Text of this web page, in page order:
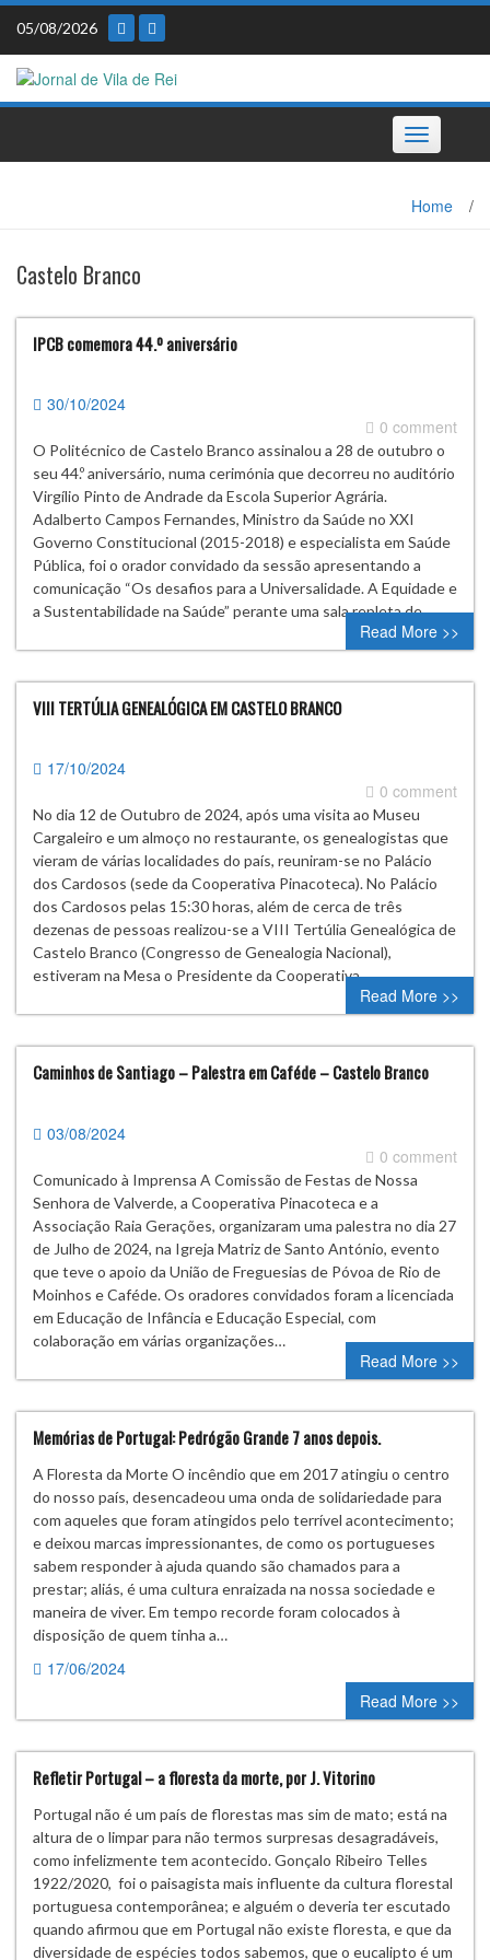
Skip
content
05/08/2026
Toggle
navigation
Home /
Castelo Branco
IPCB comemora 44.º aniversário
30/10/2024
0 comment
O Politécnico de Castelo Branco assinalou a 28 de outubro o
seu 44.º aniversário, numa cerimónia que decorreu no auditório
Virgílio Pinto de Andrade da Escola Superior Agrária.
Adalberto Campos Fernandes, Ministro da Saúde no XXI
Governo Constitucional (2015-2018) e especialista em Saúde
Pública, foi o orador convidado da sessão apresentando a
comunicação “Os desafios para a Universalidade. A Equidade e
a Sustentabilidade na Saúde” perante uma sala repleta de…
Read More >>
VIII TERTÚLIA GENEALÓGICA EM CASTELO BRANCO
17/10/2024
0 comment
No dia 12 de Outubro de 2024, após uma visita ao Museu
Cargaleiro e um almoço no restaurante, os genealogistas que
vieram de várias localidades do país, reuniram-se no Palácio
dos Cardosos (sede da Cooperativa Pinacoteca). No Palácio
dos Cardosos pelas 15:30 horas, além de cerca de três
dezenas de pessoas realizou-se a VIII Tertúlia Genealógica de
Castelo Branco (Congresso de Genealogia Nacional),
estiveram na Mesa o Presidente da Cooperativa…
Read More >>
Caminhos de Santiago – Palestra em Caféde – Castelo Branco
03/08/2024
0 comment
Comunicado à Imprensa A Comissão de Festas de Nossa
Senhora de Valverde, a Cooperativa Pinacoteca e a
Associação Raia Gerações, organizaram uma palestra no dia 27
de Julho de 2024, na Igreja Matriz de Santo António, evento
que teve o apoio da União de Freguesias de Póvoa de Rio de
Moinhos e Caféde. Os oradores convidados foram a licenciada
em Educação de Infância e Educação Especial, com
colaboração em várias organizações…
Read More >>
Memórias de Portugal: Pedrógão Grande 7 anos depois.
A Floresta da Morte O incêndio que em 2017 atingiu o centro
do nosso país, desencadeou uma onda de solidariedade para
com aqueles que foram atingidos pelo terrível acontecimento;
e deixou marcas impressionantes, de como os portugueses
sabem responder à ajuda quando são chamados para a
prestar; aliás, é uma cultura enraizada na nossa sociedade e
maneira de viver. Em tempo recorde foram colocados à
disposição de quem tinha a…
17/06/2024
0 comment
Read More >>
Refletir Portugal – a floresta da morte, por J. Vitorino
Portugal não é um país de florestas mas sim de mato; está na
altura de o limpar para não termos surpresas desagradáveis,
como infelizmente tem acontecido. Gonçalo Ribeiro Telles
1922/2020, foi o paisagista mais influente da cultura florestal
portuguesa contemporânea; e alguém o deveria ter escutado
quando afirmou que em Portugal não existe floresta, e que da
diversidade de espécies todos sabemos, que o eucalipto é um